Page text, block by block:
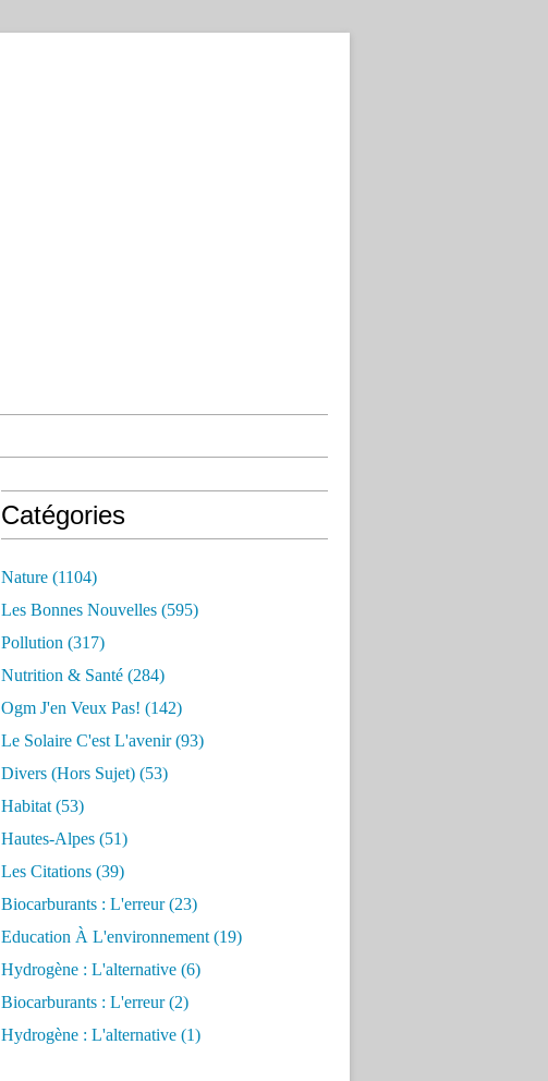
Catégories
Nature (1104)
Les Bonnes Nouvelles (595)
Pollution (317)
Nutrition & Santé (284)
Ogm J'en Veux Pas! (142)
Le Solaire C'est L'avenir(93)
Divers (hors Sujet) (53)
Habitat (53)
Hautes-Alpes (51)
Les Citations (39)
Biocarburants : L'erreur(23)
Education À L'environnement (19)
Hydrogène : L'alternative (6)
Biocarburants : L'erreur(2)
Hydrogène : L'alternative (1)